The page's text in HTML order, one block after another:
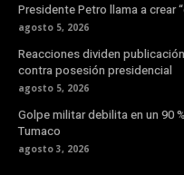
Presidente Petro llama a crear
agosto 5, 2026
Reacciones dividen
contra posesión presidencial
agosto 5, 2026
Golpe militar debilita en un 90
Tumaco
agosto 3, 2026